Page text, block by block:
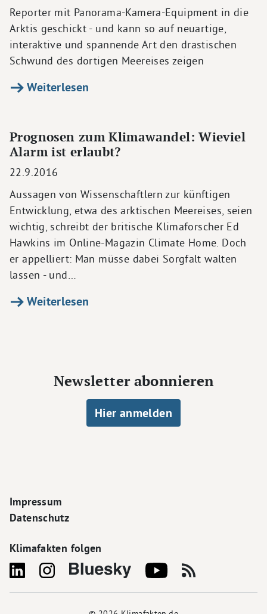
Reporter mit Panorama-Kamera-Equipment in die
Arktis geschickt - und kann so auf neuartige,
interaktive und spannende Art den drastischen
Schwund des dortigen Meereises zeigen
Weiterlesen
Prognosen zum Klimawandel: Wieviel
Alarm ist erlaubt?
22.9.2016
Aussagen von Wissenschaftlern zur künftigen
Entwicklung, etwa des arktischen Meereises, seien
wichtig, schreibt der britische Klimaforscher Ed
Hawkins im Online-Magazin Climate Home. Doch
er appelliert: Man müsse dabei Sorgfalt walten
lassen - und…
Weiterlesen
Newsletter abonnieren
Hier anmelden
Footer Navigation
Impressum
Datenschutz
Klimafakten folgen